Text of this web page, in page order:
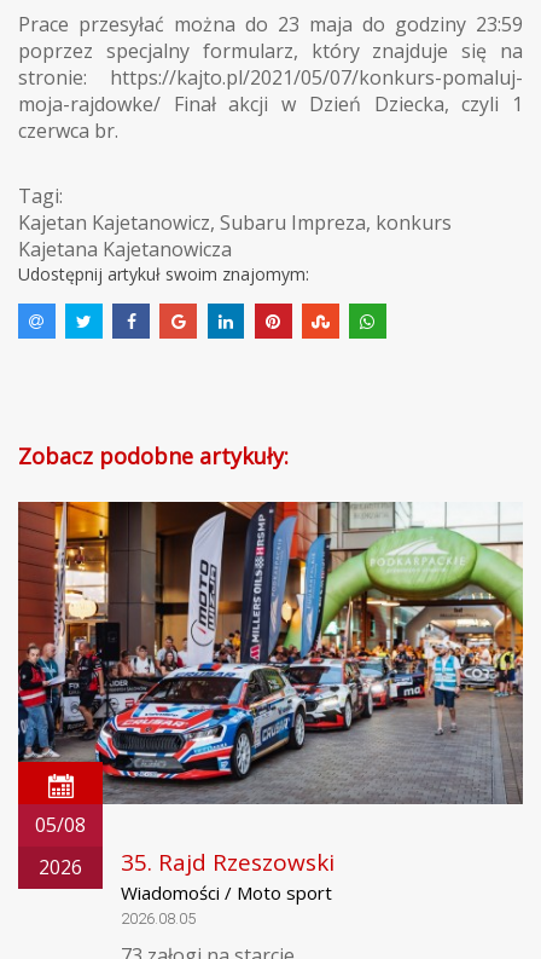
Prace przesyłać można do 23 maja do godziny 23:59
poprzez specjalny formularz, który znajduje się na
stronie: https://kajto.pl/2021/05/07/konkurs-pomaluj-
moja-rajdowke/ Finał akcji w Dzień Dziecka, czyli 1
czerwca br.
Tagi:
Kajetan Kajetanowicz, Subaru Impreza, konkurs
Kajetana Kajetanowicza
Udostępnij artykuł swoim znajomym:
Zobacz podobne artykuły:
05/08
2026
35. Rajd Rzeszowski
Wiadomości / Moto sport
2026.08.05